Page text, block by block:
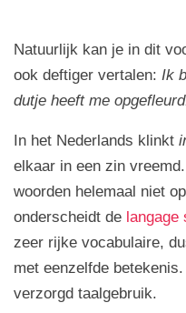
Natuurlijk kan je in dit
ook deftiger vertalen: Ik
dutje heeft me
In het Nederlands klinkt
elkaar in een zin
woorden helemaal niet
onderscheidt de langage
zeer rijke vocabulaire,
met eenzelfde
verzorgd taalgebruik.